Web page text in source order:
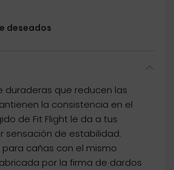
deseados
duraderas que reducen las
la consistencia en el
de Fit Flight le da a tus
sensación de estabilidad.
cañas con el mismo
por la firma de dardos